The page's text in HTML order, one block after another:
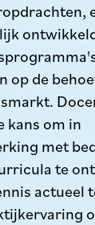
op de
kans om in
met
te
actueel